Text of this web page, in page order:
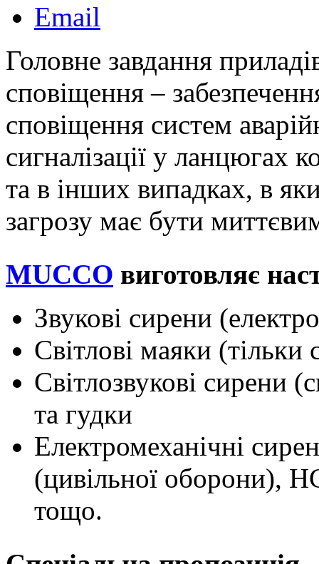
Email
Головне завдання
сповіщення –
сповіщення систем
сигналізації у ланцюгах
та в інших випадках, в
загрозу має бути
MUCCO виготовляє
Звукові сирени
Світлові маяки (тільки
Світлозвукові сирени
та гудки
Електромеханічні
(цивільної оборони),
тощо.